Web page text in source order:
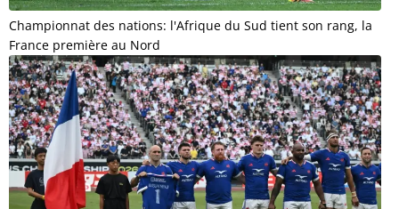
Championnat des nations: l'Afrique du Sud tient son rang, la
France première au Nord